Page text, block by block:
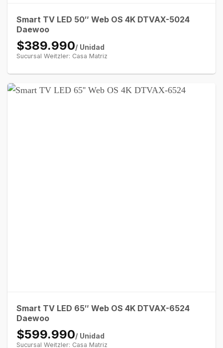
Smart TV LED 50″ Web OS 4K DTVAX-5024
Daewoo
$389.990/ Unidad
Sucursal Weitzler: Casa Matriz
Smart TV LED 65″ Web OS 4K DTVAX-6524
Daewoo
$599.990/ Unidad
Sucursal Weitzler: Casa Matriz